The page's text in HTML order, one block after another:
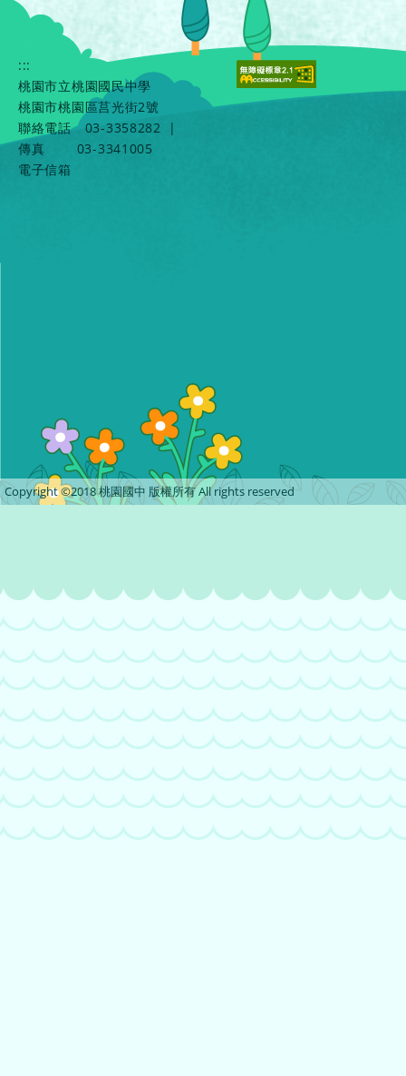
:::
桃園市立桃園國民中學
桃園市桃園區莒光街2號
聯絡電話
03-3358282
|
傳真
03-3341005
電子信箱
Copyright ©2018 桃園國中 版權所有 All rights reserved